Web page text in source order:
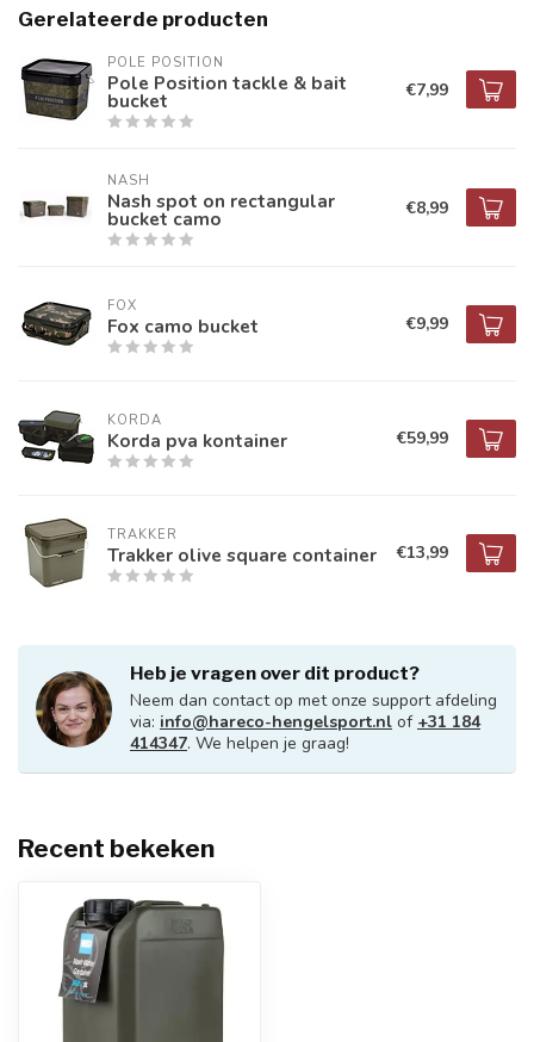
Gerelateerde producten
POLE POSITION
Pole Position tackle & bait
bucket €7,99
NASH
Nash spot on rectangular
bucket camo €8,99
FOX
Fox camo bucket €9,99
KORDA
Korda pva kontainer €59,99
TRAKKER
Trakker olive square container €13,99
Heb je vragen over dit product?
Neem dan contact op met onze support afdeling
via: info@hareco-hengelsport.nl of +31 184
414347. We helpen je graag!
Recent bekeken